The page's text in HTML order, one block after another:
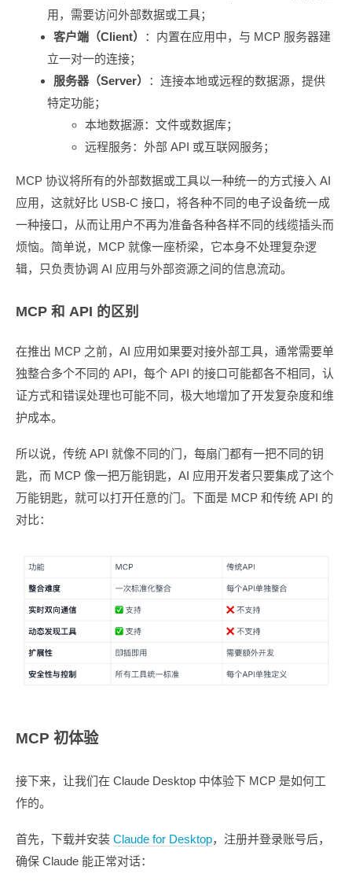
用，需要访问外部数据或工具；
客户端（Client）
：内置在应用中，与 MCP 服务器建
立一对一的连接；
服务器（Server）
：连接本地或远程的数据源，提供
特定功能；
本地数据源：文件或数据库；
远程服务：外部 API 或互联网服务；
MCP 协议将所有的外部数据或工具以一种统一的方式接入 AI
应用，这就好比 USB-C 接口，将各种不同的电子设备统一成
一种接口，从而让用户不再为准备各种各样不同的线缆插头而
烦恼。简单说，MCP 就像一座桥梁，它本身不处理复杂逻
辑，只负责协调 AI 应用与外部资源之间的信息流动。
MCP 和 API 的区别
在推出 MCP 之前，AI 应用如果要对接外部工具，通常需要单
独整合多个不同的 API，每个 API 的接口可能都各不相同，认
证方式和错误处理也可能不同，极大地增加了开发复杂度和维
护成本。
所以说，传统 API 就像不同的门，每扇门都有一把不同的钥
匙，而 MCP 像一把万能钥匙，AI 应用开发者只要集成了这个
万能钥匙，就可以打开任意的门。下面是 MCP 和传统 API 的
对比：
MCP 初体验
接下来，让我们在 Claude Desktop 中体验下 MCP 是如何工
作的。
首先，下载并安装 Claude for Desktop，注册并登录账号后，
确保 Claude 能正常对话：